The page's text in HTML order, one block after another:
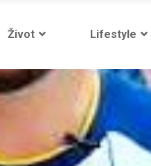
Život Lifestyle